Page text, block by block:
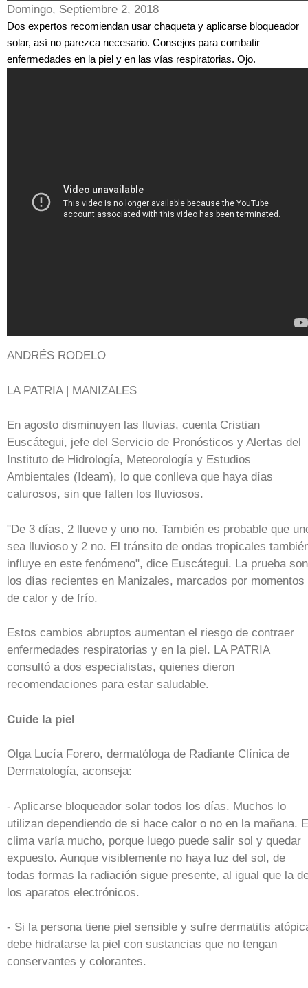
Domingo, Septiembre 2, 2018
Dos expertos recomiendan usar chaqueta y aplicarse bloqueador
solar, así no parezca necesario. Consejos para combatir
enfermedades en la piel y en las vías respiratorias. Ojo.
ANDRÉS RODELO
LA PATRIA | MANIZALES
En agosto disminuyen las lluvias, cuenta Cristian
Euscátegui, jefe del Servicio de Pronósticos y Alertas del
Instituto de Hidrología, Meteorología y Estudios
Ambientales (Ideam), lo que conlleva que haya días
calurosos, sin que falten los lluviosos.
"De 3 días, 2 llueve y uno no. También es probable que
sea lluvioso y 2 no. El tránsito de ondas tropicales
influye en este fenómeno", dice Euscátegui. La prueba son
los días recientes en Manizales, marcados por momentos
de calor y de frío.
Estos cambios abruptos aumentan el riesgo de contraer
enfermedades respiratorias y en la piel. LA PATRIA
consultó a dos especialistas, quienes dieron
recomendaciones para estar saludable.
Cuide la piel
Olga Lucía Forero, dermatóloga de Radiante Clínica de
Dermatología, aconseja:
- Aplicarse bloqueador solar todos los días. Muchos lo
utilizan dependiendo de si hace calor o no en la mañana.
clima varía mucho, porque luego puede salir sol y quedar
expuesto. Aunque visiblemente no haya luz del sol, de
todas formas la radiación sigue presente, al igual que la
los aparatos electrónicos.
- Si la persona tiene piel sensible y sufre dermatitis
debe hidratarse la piel con sustancias que no tengan
conservantes y colorantes.